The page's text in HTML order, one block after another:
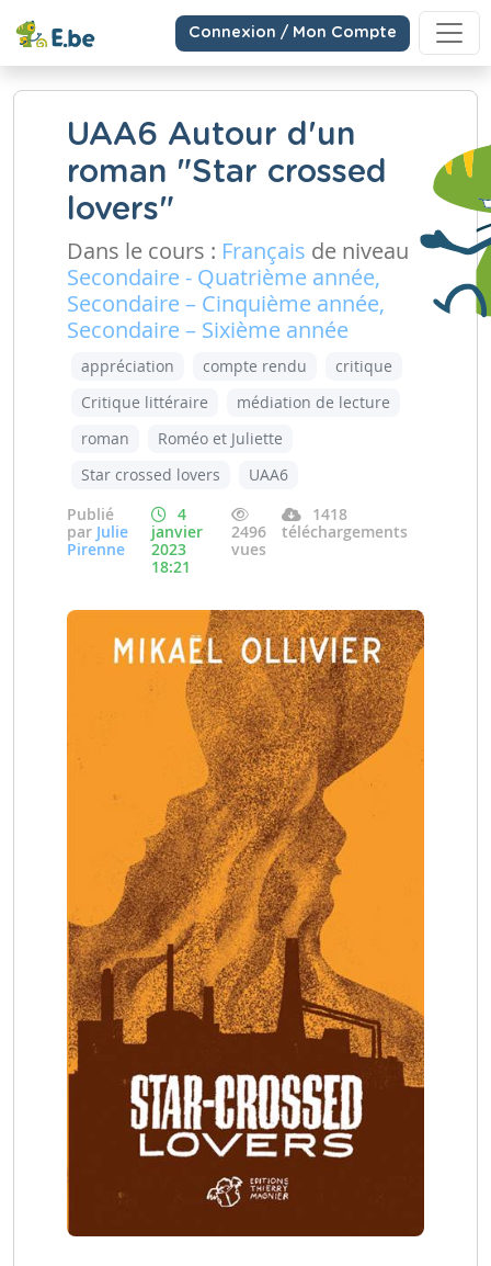
Connexion / Mon Compte
UAA6 Autour d'un
roman "Star crossed
lovers"
Dans le cours : Français de niveau
Secondaire - Quatrième année,
Secondaire – Cinquième année,
Secondaire – Sixième année
appréciation compte rendu
critique
Critique littéraire
médiation de lecture
roman
Roméo et Juliette
Star crossed lovers
UAA6
Publié
par Julie
Pirenne
4
janvier
2023
18:21
2496
vues
1418
téléchargements